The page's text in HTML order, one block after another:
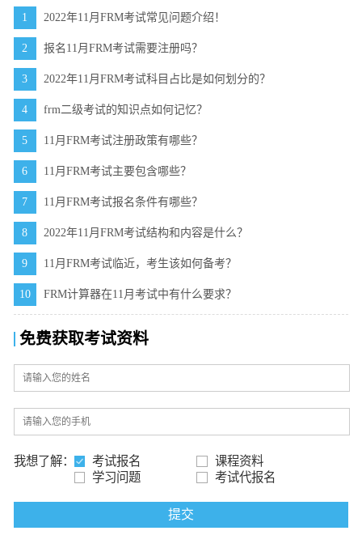
1 2022年11月FRM考试常见问题介绍！
2 报名11月FRM考试需要注册吗？
3 2022年11月FRM考试科目占比是如何划分的？
4 frm二级考试的知识点如何记忆？
5 11月FRM考试注册政策有哪些？
6 11月FRM考试主要包含哪些？
7 11月FRM考试报名条件有哪些？
8 2022年11月FRM考试结构和内容是什么？
9 11月FRM考试临近，考生该如何备考？
10 FRM计算器在11月考试中有什么要求？
免费获取考试资料
我想了解： 考试报名
课程资料
学习问题
考试代报名
提交